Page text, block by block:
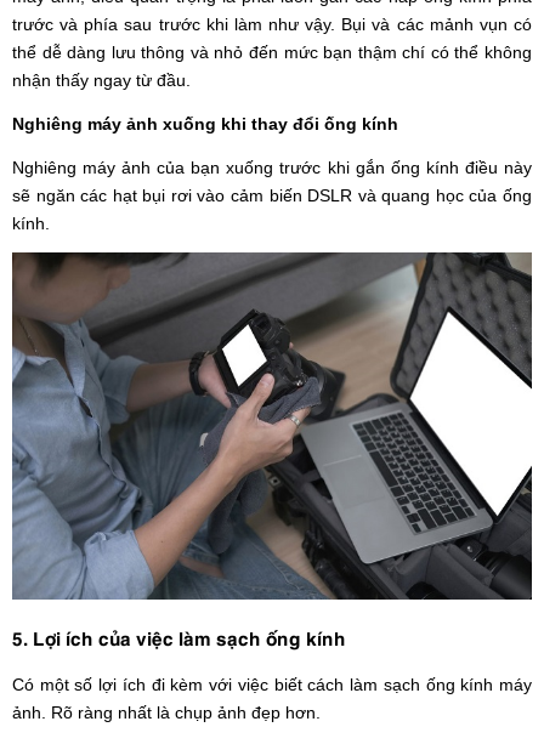
trước và phía sau trước khi làm như vậy. Bụi và các mảnh vụn có
thể dễ dàng lưu thông và nhỏ đến mức bạn thậm chí có thể không
nhận thấy ngay từ đầu.
Nghiêng máy ảnh xuống khi thay đổi ống kính
Nghiêng máy ảnh của bạn xuống trước khi gắn ống kính điều này
sẽ ngăn các hạt bụi rơi vào cảm biến DSLR và quang học của ống
kính.
5. Lợi ích của việc làm sạch ống kính
Có một số lợi ích đi kèm với việc biết cách làm sạch ống kính máy
ảnh. Rõ ràng nhất là chụp ảnh đẹp hơn.